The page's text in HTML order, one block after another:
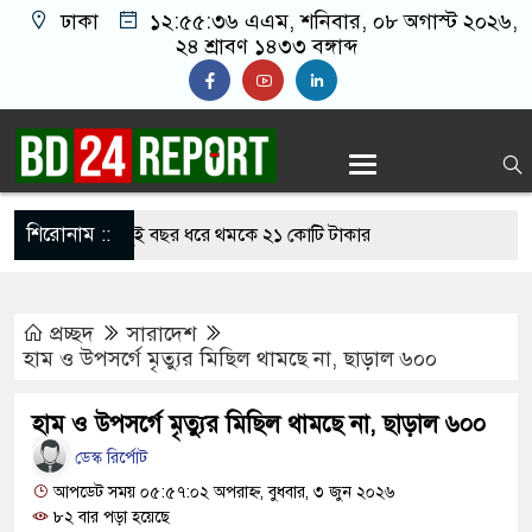
ঢাকা ১২:৫৫:৩৭ এএম, শনিবার, ০৮ অগাস্ট ২০২৬,
২৪ শ্রাবণ ১৪৩৩ বঙ্গাব্দ
শিরোনাম ::
রাঙ্গাবালী, দুই বছর ধরে থমকে ২১ কোটি টাকার
দুটি ফাইটার মোরগসহ ভারতীয় মালামাল জব্দ
তাহলে আ.লীগের দোষ কী ছিল: রুমিন ফারহানা
শর্ত মানলেই খুলবে হরমুজ প্রণালি: ইরান
প্রচ্ছদ
সারাদেশ
হাম ও উপসর্গে মৃত্যুর মিছিল থামছে না, ছাড়াল ৬০০
হাম ও উপসর্গে মৃত্যুর মিছিল থামছে না, ছাড়াল ৬০০
ডেস্ক রির্পোট
আপডেট সময় ০৫:৫৭:০২ অপরাহ্ন, বুধবার, ৩ জুন ২০২৬
৮২ বার পড়া হয়েছে